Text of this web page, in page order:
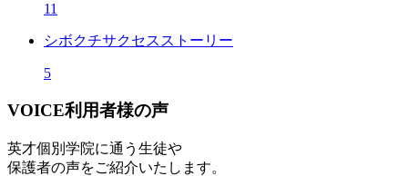
11
シボクチサクセスストーリー
5
VOICE利用者様の声
英才個別学院に通う生徒や
保護者の声をご紹介いたします。